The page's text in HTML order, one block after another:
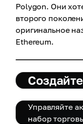
Polygon. Они
второго
оригинальное
Ethereum.
Управляйте
набор